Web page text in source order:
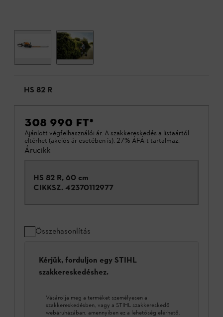
HS 82 R
308 990 FT*
Ajánlott végfelhasználói ár. A szakkereskedés a listaártól
eltérhet (akciós ár esetében is). 27% ÁFÁ-t tartalmaz.
Árucikk
HS 82 R, 60 cm
CIKKSZ. 42370112977
Összehasonlítás
Kérjük, forduljon egy STIHL
szakkereskedéshez.
Vásárolja meg a terméket személyesen a
szakkereskedésben, vagy a STIHL szakkereskedő
webáruházában, amennyiben ez a lehetőség elérhető.